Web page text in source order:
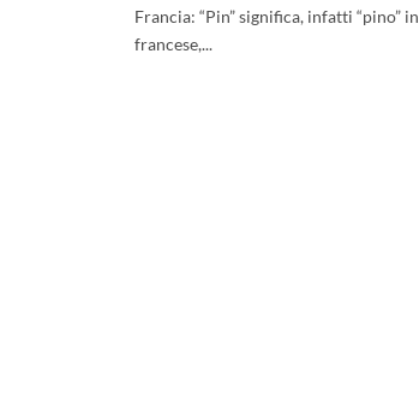
Francia: “Pin” significa, infatti “pino” in
francese,...